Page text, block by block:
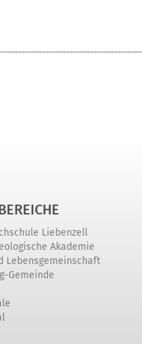
Liebenzell
Akademie
Lebensgemeinschaft
Gemeinde